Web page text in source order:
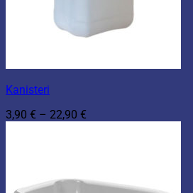
Kanisteri
3,90 € – 22,90 €